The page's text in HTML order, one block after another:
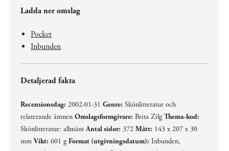
Ladda ner omslag
Pocket
Inbunden
Detaljerad fakta
Recensionsdag: 2002-01-31 Genre: Skönlitteratur och
relaterande ämnen Omslagsformgivare: Brita ZilgThema-kod:
Skönlitteratur: allmäntAntal sidor: 372 Mått: 143 x 207 x 30
mmVikt: 601 gFormat (utgivningsdatum): Inbunden,